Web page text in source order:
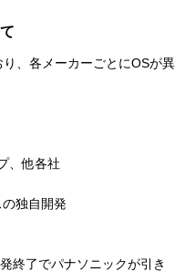
り、各メーカーごとにOSが異
、他各社
独自開発
終了でパナソニックが引き